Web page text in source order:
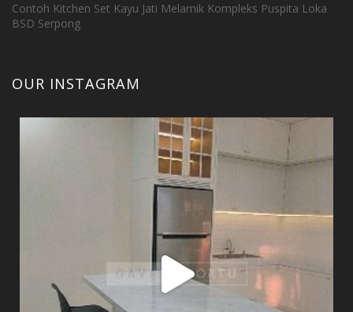
Contoh Kitchen Set Kayu Jati Melamik Kompleks Puspita Loka
BSD Serpong
OUR INSTAGRAM